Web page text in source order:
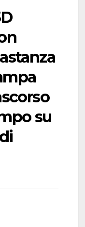
su